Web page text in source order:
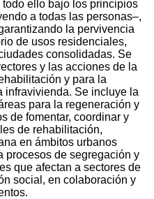
ello bajo los principios
a todas las personas–,
la pervivencia
de usos residenciales,
consolidadas. Se
y las acciones de la
y para la
infravivienda. Se incluye la
para la regeneración y
de fomentar, coordinar y
de rehabilitación,
en ámbitos urbanos
procesos de segregación y
que afectan a sectores de
social, en colaboración y